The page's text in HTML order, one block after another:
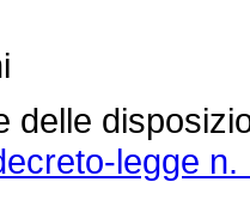
legge n.